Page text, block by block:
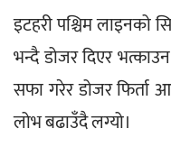
इटहरी पश्चिम लाइनको
भन्दै डोजर दिएर
सफा गरेर डोजर फिर्ता
लोभ बढाउँदै लग्यो।